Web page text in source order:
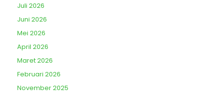
Juli 2026
Juni 2026
Mei 2026
April 2026
Maret 2026
Februari 2026
November 2025